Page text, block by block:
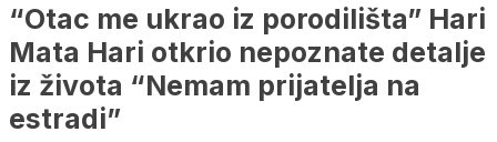
“Otac me ukrao iz porodilišta” Hari
Mata Hari otkrio nepoznate detalje
iz života “Nemam prijatelja na
estradi”